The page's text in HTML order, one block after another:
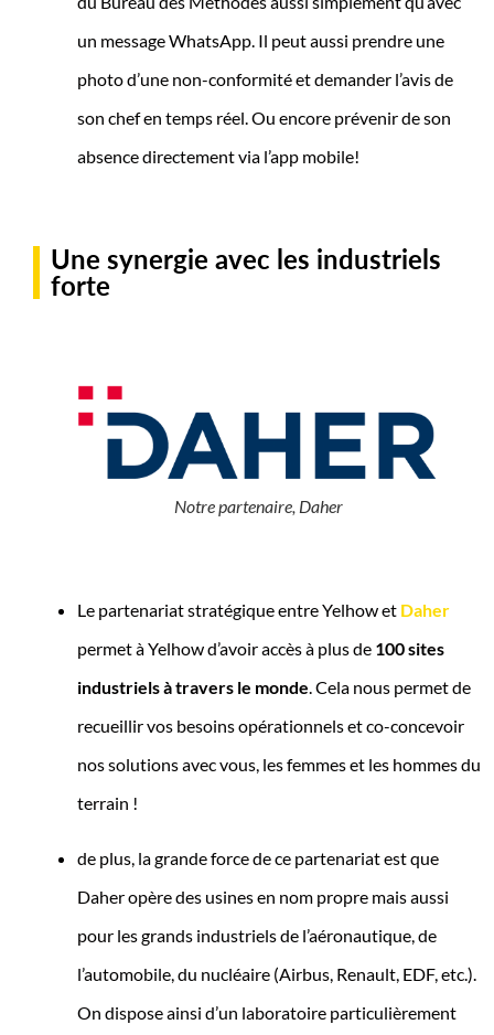
un message WhatsApp. Il peut aussi prendre une
photo d’une non-conformité et demander l’avis de
son chef en temps réel. Ou encore prévenir de son
absence directement via l’app mobile!
Une synergie avec les industriels
forte
Notre partenaire, Daher
Le partenariat stratégique entre Yelhow et Daher
permet à Yelhow d’avoir accès à plus de 100 sites
industriels à travers le monde. Cela nous permet de
recueillir vos besoins opérationnels et co-concevoir
nos solutions avec vous, les femmes et les hommes du
terrain !
de plus, la grande force de ce partenariat est que
Daher opère des usines en nom propre mais aussi
pour les grands industriels de l’aéronautique, de
l’automobile, du nucléaire (Airbus, Renault, EDF, etc.).
On dispose ainsi d’un laboratoire particulièrement